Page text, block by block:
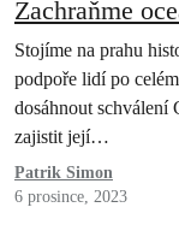
Zachraňme
Stojíme na prahu
podpoře lidí po
dosáhnout schválení
zajistit její…
Patrik Simon
6 prosince, 2023